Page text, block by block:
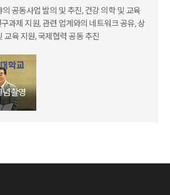
공동사업 발의 및 추진, 건강 의학 및 교육
과제 지원, 관련 업계와의 네트워크 공유,상
교육 지원, 국제협력 공동 추진
념촬영